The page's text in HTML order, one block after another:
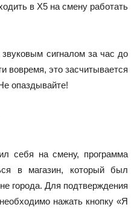
в Х5 на смену работать
сигналом за час до
вовремя, это засчитывается
опаздывайте!
себя на смену, программа
в магазин, который был
города. Для подтверждения
нажать кнопку «Я